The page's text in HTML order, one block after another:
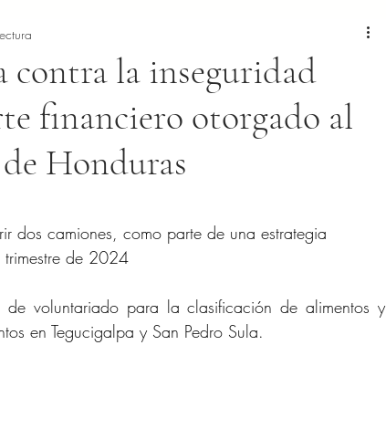
Cultura, sociedad y entretenimiento
Novedades
contra la inseguridad
financiero otorgado al
Honduras
dos camiones, como parte de una estrategia
de 2024
voluntariado para la clasificación de alimentos y
en Tegucigalpa y San Pedro Sula.